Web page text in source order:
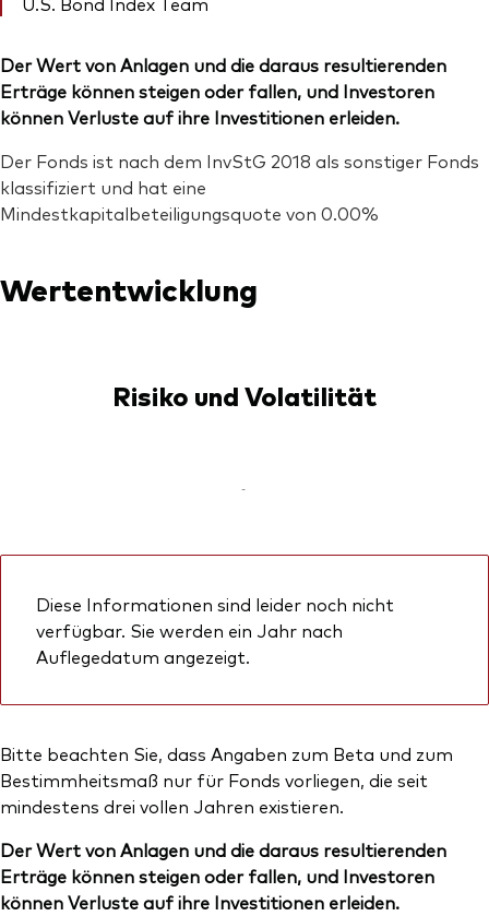
Der Wert von Anlagen und die daraus resultierenden
Erträge können steigen oder fallen, und Investoren
können Verluste auf ihre Investitionen erleiden.
Der Fonds ist nach dem InvStG 2018 als sonstiger Fonds
klassifiziert und hat eine
Mindestkapitalbeteiligungsquote von 0.00%
Wertentwicklung
Risiko und Volatilität
-
Diese Informationen sind leider noch nicht
verfügbar. Sie werden ein Jahr nach
Auflegedatum angezeigt.
Bitte beachten Sie, dass Angaben zum Beta und zum
Bestimmheitsmaß nur für Fonds vorliegen, die seit
mindestens drei vollen Jahren existieren.
Der Wert von Anlagen und die daraus resultierenden
Erträge können steigen oder fallen, und Investoren
können Verluste auf ihre Investitionen erleiden.